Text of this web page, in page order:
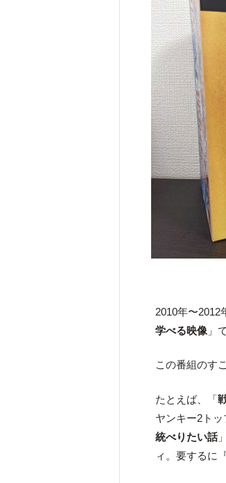
2010年〜2012
学べる映像 」
この番組のす
たとえば、「
ヤンキー2ト
統べりたい話
ィ。要するに